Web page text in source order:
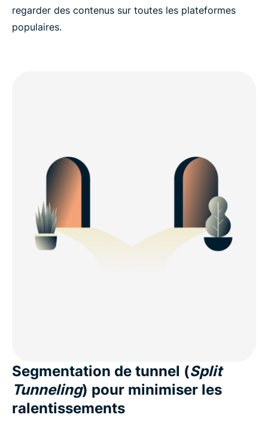
regarder des contenus sur toutes les plateformes
populaires.
Segmentation de tunnel (Split
Tunneling) pour minimiser les
ralentissements